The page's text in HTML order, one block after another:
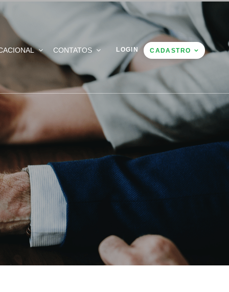
CONTATOS LOGIN CADASTRO